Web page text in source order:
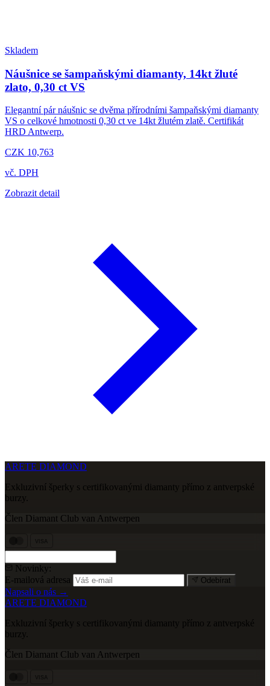
Skladem
Náušnice se šampaňskými diamanty, 14kt žluté
zlato, 0,30 ct VS
Elegantní pár náušnic se dvěma přírodními šampaňskými diamanty
VS o celkové hmotnosti 0,30 ct ve 14kt žlutém zlatě. Certifikát
HRD Antwerp.
CZK 10,763
vč. DPH
Zobrazit detail
ARETE DIAMOND
Exkluzivní šperky s certifikovanými diamanty přímo z antverpské
burzy.
Člen Diamant Club van Antwerpen
Novinky:
E-mailová adresa
Odebírat
Napsali o nás →
ARETE DIAMOND
Exkluzivní šperky s certifikovanými diamanty přímo z antverpské
burzy.
Člen Diamant Club van Antwerpen